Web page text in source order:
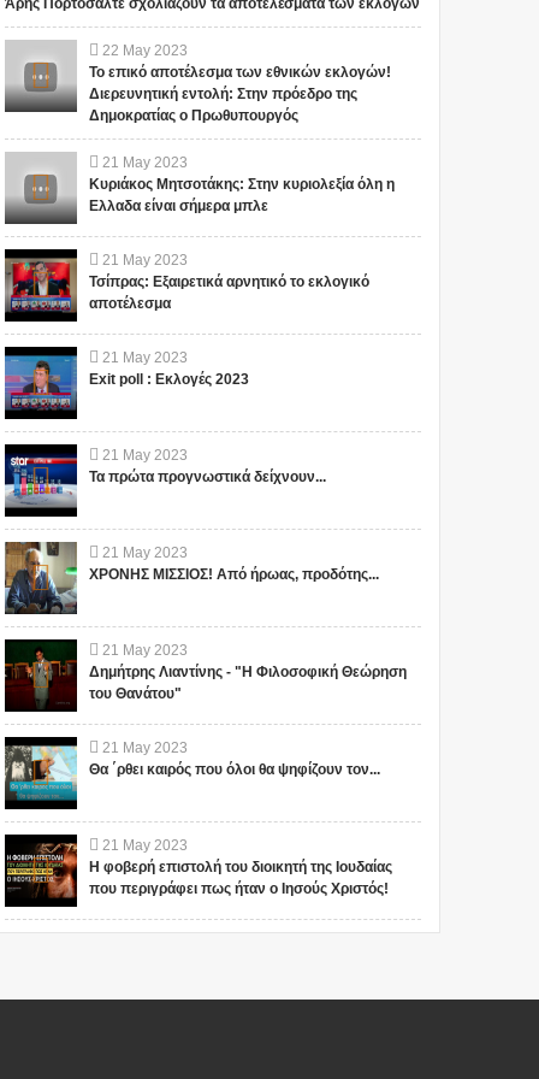
Άρης Πορτοσάλτε σχολιάζουν τα αποτελέσματα των εκλογών
22 May 2023
Το επικό αποτέλεσμα των εθνικών εκλογών!
Διερευνητική εντολή: Στην πρόεδρο της
Δημοκρατίας ο Πρωθυπουργός
21 May 2023
Κυριάκος Μητσοτάκης: Στην κυριολεξία όλη η
Ελλαδα είναι σήμερα μπλε
21 May 2023
Τσίπρας: Εξαιρετικά αρνητικό το εκλογικό
αποτέλεσμα
21 May 2023
Exit poll : Εκλογές 2023
21 May 2023
Τα πρώτα προγνωστικά δείχνουν...
21 May 2023
ΧΡΟΝΗΣ ΜΙΣΣΙΟΣ! Από ήρωας, προδότης...
21 May 2023
Δημήτρης Λιαντίνης - "Η Φιλοσοφική Θεώρηση
του Θανάτου"
21 May 2023
Θα ΄ρθει καιρός που όλοι θα ψηφίζουν τον...
21 May 2023
Η φοβερή επιστολή του διοικητή της Ιουδαίας
που περιγράφει πως ήταν ο Ιησούς Χριστός!